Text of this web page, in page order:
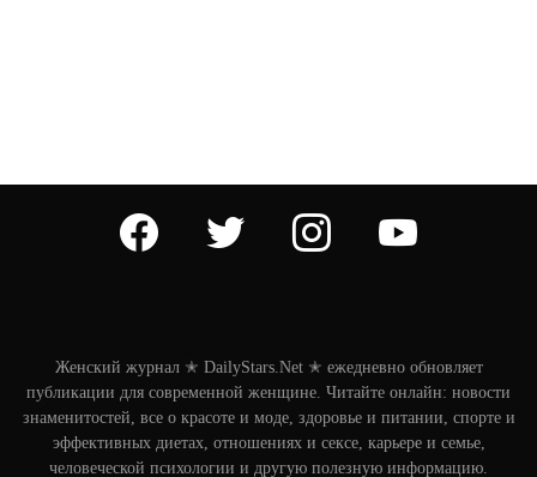
facebook twitter instagram youtube
Женский журнал ✭ DailyStars.Net ✭ ежедневно обновляет
публикации для современной женщине. Читайте онлайн: новости
знаменитостей, все о красоте и моде, здоровье и питании, спорте и
эффективных диетах, отношениях и сексе, карьере и семье,
человеческой психологии и другую полезную информацию.